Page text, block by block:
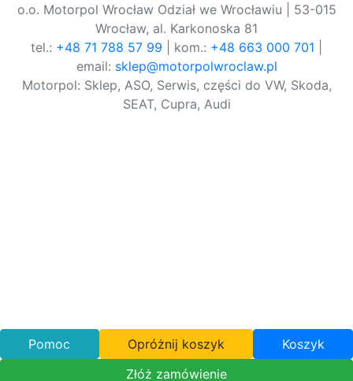
o.o. Motorpol Wrocław Odział we Wrocławiu | 53-015
Wrocław, al. Karkonoska 81
tel.: +48 71 788 57 99 | kom.: +48 663 000 701
email: sklep@motorpolwroclaw.pl
Motorpol: Sklep, ASO, Serwis, części do VW, Skoda,
SEAT, Cupra, Audi
Pomoc Opróżnij koszyk
Koszyk
Złóż zamówienie